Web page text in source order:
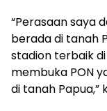
“Perasaan saya
berada di tanah
stadion terbaik di
membuka PON
di tanah